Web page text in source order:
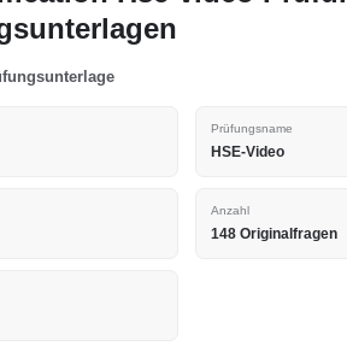
Prüfungsname
HSE-Video
Anzahl
148 Originalfragen